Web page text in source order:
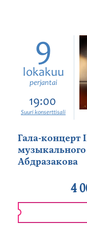
9
lokakuu
perjantai
19:00
Suuri konserttisali
Гала-концерт
Абдразакова
4